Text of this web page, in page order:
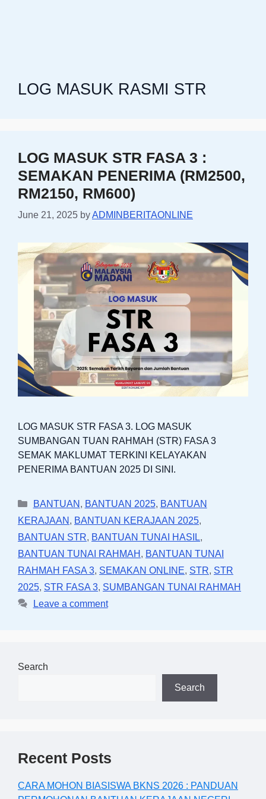
LOG MASUK RASMI STR
LOG MASUK STR FASA 3 :
SEMAKAN PENERIMA (RM2500,
RM2150, RM600)
June 21, 2025 byADMINBERITAONLINE
LOG MASUK STR FASA 3. LOG MASUK
SUMBANGAN TUAN RAHMAH (STR) FASA 3
SEMAK MAKLUMAT TERKINI KELAYAKAN
PENERIMA BANTUAN 2025 DI SINI.
Categories
BANTUAN , BANTUAN 2025, BANTUAN
KERAJAAN , BANTUAN KERAJAAN 2025,
BANTUAN STR, BANTUAN TUNAI HASIL,
BANTUAN TUNAI RAHMAH , BANTUAN TUNAI
RAHMAH FASA 3, SEMAKAN ONLINE, STR, STR
2025, STR FASA 3, SUMBANGAN TUNAI RAHMAH
Leave a comment
Search
Search
Recent Posts
CARA MOHON BIASISWA BKNS 2026 : PANDUAN